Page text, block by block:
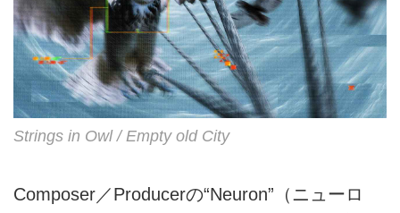
Strings in Owl / Empty old City
Composer／Producerの“Neuron”（ニューロ